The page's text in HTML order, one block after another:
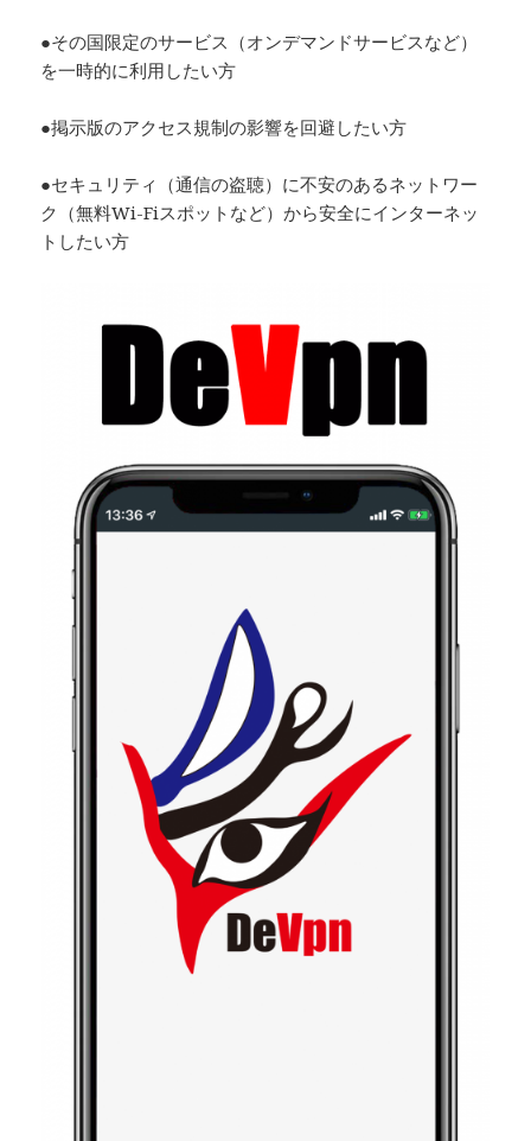
●その国限定のサービス（オンデマンドサービスなど）
を一時的に利用したい方
●掲示版のアクセス規制の影響を回避したい方
●セキュリティ（通信の盗聴）に不安のあるネットワー
ク（無料Wi-Fiスポットなど）から安全にインターネッ
トしたい方